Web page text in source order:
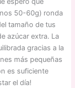
50-60g) ronda
tamaño de tus
azúcar extra. La
gracias a la
más pequeñas
es suficiente
el día!